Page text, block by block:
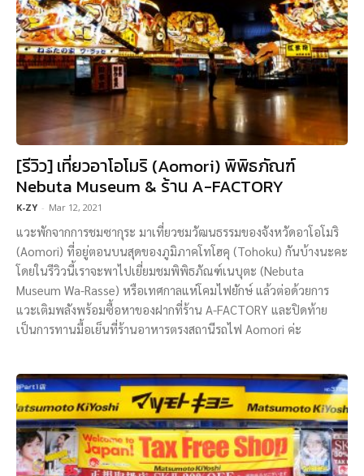
[รีวิว] เที่ยวอาโอโมริ (Aomori) พิพิธภัณฑ์
Nebuta Museum & ร้าน A-FACTORY
K-ZY - Mar 12, 2021
แวะพักจากการชมซากุระ มาเที่ยวชมวัฒนธรรมของจังหวัดอาโอโมริ
(Aomori) ที่อยู่ตอนบนสุดของภูมิภาคโทโฮคุ (Tohoku) กันบ้างนะคะ
โดยในรีวิวนี้เราจะพาไปเยี่ยมชมพิพิธภัณฑ์เนบุตะ (Nebuta
Museum Wa-Rasse) หรือเทศกาลแห่โคมไฟยักษ์ แล้วต่อด้วยการ
แวะเติมพลังพร้อมซื้อหาของฝากที่ร้าน A-FACTORY และปิดท้าย
เป็นการทานมื้อเย็นที่ร้านอาหารตรงสถานีรถไฟ Aomori ค่ะ